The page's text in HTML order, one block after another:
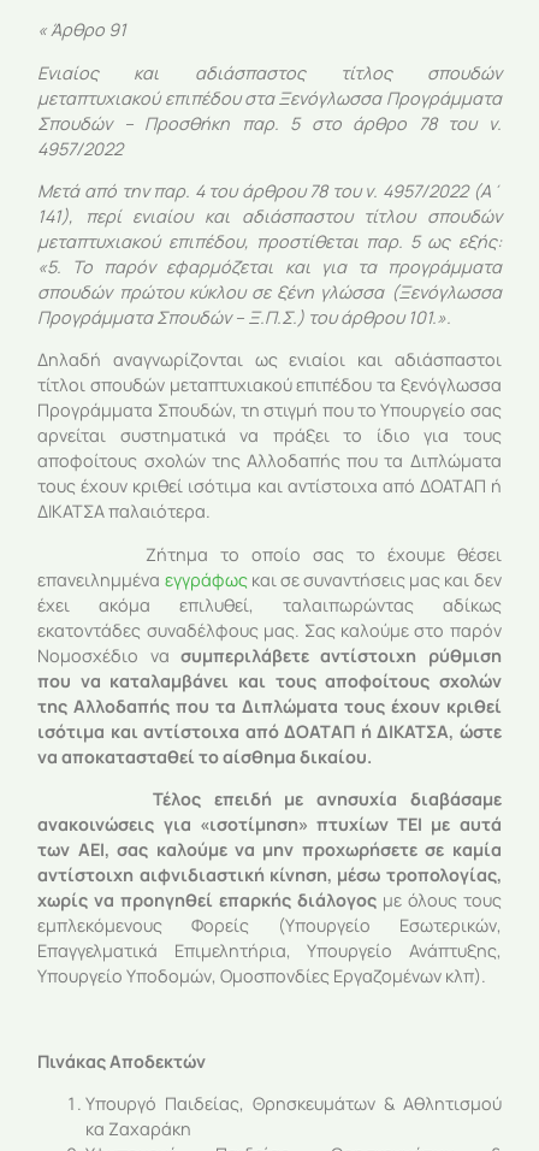
« Άρθρο 91
Ενιαίος και αδιάσπαστος τίτλος σπουδών
μεταπτυχιακού επιπέδου στα Ξενόγλωσσα Προγράμματα
Σπουδών – Προσθήκη παρ. 5 στο άρθρο 78 του ν.
4957/2022
Μετά από την παρ. 4 του άρθρου 78 του ν. 4957/2022 (Α΄
141), περί ενιαίου και αδιάσπαστου τίτλου σπουδών
μεταπτυχιακού επιπέδου, προστίθεται παρ. 5 ως εξής:
«5. Το παρόν εφαρμόζεται και για τα προγράμματα
σπουδών πρώτου κύκλου σε ξένη γλώσσα (Ξενόγλωσσα
Προγράμματα Σπουδών – Ξ.Π.Σ.) του άρθρου 101.».
Δηλαδή αναγνωρίζονται ως ενιαίοι και αδιάσπαστοι
τίτλοι σπουδών μεταπτυχιακού επιπέδου τα ξενόγλωσσα
Προγράμματα Σπουδών, τη στιγμή που το Υπουργείο σας
αρνείται συστηματικά να πράξει το ίδιο για τους
αποφοίτους σχολών της Αλλοδαπής που τα Διπλώματα
τους έχουν κριθεί ισότιμα και αντίστοιχα από ΔΟΑΤΑΠ ή
ΔΙΚΑΤΣΑ παλαιότερα.
Ζήτημα το οποίο σας το έχουμε θέσει
επανειλημμένα εγγράφωςκαι σε συναντήσεις μας και δεν
έχει ακόμα επιλυθεί, ταλαιπωρώντας αδίκως
εκατοντάδες συναδέλφους μας. Σας καλούμε στο παρόν
Νομοσχέδιο να συμπεριλάβετε αντίστοιχη ρύθμιση
που να καταλαμβάνει και τους αποφοίτους σχολών
της Αλλοδαπής που τα Διπλώματα τους έχουν κριθεί
ισότιμα και αντίστοιχα από ΔΟΑΤΑΠ ή ΔΙΚΑΤΣΑ, ώστε
να αποκατασταθεί το αίσθημα δικαίου.
Τέλος επειδή με ανησυχία διαβάσαμε
ανακοινώσεις για «ισοτίμηση» πτυχίων ΤΕΙ με αυτά
των ΑΕΙ, σας καλούμε να μην προχωρήσετε σε καμία
αντίστοιχη αιφνιδιαστική κίνηση, μέσω τροπολογίας,
χωρίς να προηγηθεί επαρκής διάλογοςμε όλους τους
εμπλεκόμενους Φορείς (Υπουργείο Εσωτερικών,
Επαγγελματικά Επιμελητήρια, Υπουργείο Ανάπτυξης,
Υπουργείο Υποδομών, Ομοσπονδίες Εργαζομένων κλπ).
Πινάκας Αποδεκτών
Υπουργό Παιδείας, Θρησκευμάτων & Αθλητισμού
κα Ζαχαράκη